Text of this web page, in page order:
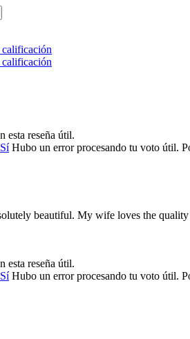
esta reseña útil.
Sí Hubo un error procesando tu voto útil.
beautiful. My wife loves the quality
esta reseña útil.
Sí Hubo un error procesando tu voto útil.